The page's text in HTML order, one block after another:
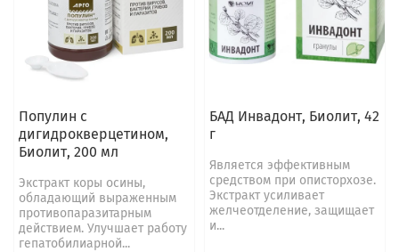
Популин с
дигидрокверцетином,
Биолит, 200 мл
Экстракт коры осины,
обладающий выраженным
противопаразитарным
действием. Улучшает работу
гепатобилиарной...
БАД Инвадонт, Биолит, 42
г
Является эффективным
средством при описторхозе.
Экстракт усиливает
желчеотделение, защищает
и...